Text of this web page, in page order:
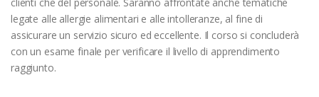
legate alle allergie alimentari e alle intolleranze, al fine di
assicurare un servizio sicuro ed eccellente. Il corso si concluderà
con un esame finale per verificare il livello di apprendimento
raggiunto.